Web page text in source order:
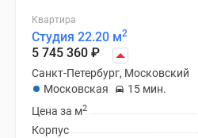
Квартира
Студия 22.20 м2
5 745 360 ₽
Санкт-Петербург, Московский
Московская
15 мин.
Цена за м2
Корпус